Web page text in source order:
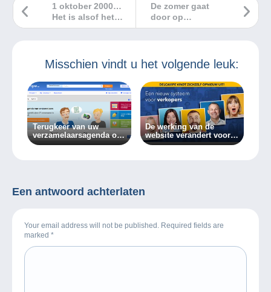
De zomer gaat
door op
Delcampe!
1 oktober 2000…
Het is alsof het
gisteren was!
Misschien vindt u het volgende leuk:
Terugkeer van uw
verzamelaarsagenda op
de Delcampe-website
De werking van de
website verandert voor
verkopers op Delcampe!
Een antwoord achterlaten
Your email address will not be published. Required fields are
marked *